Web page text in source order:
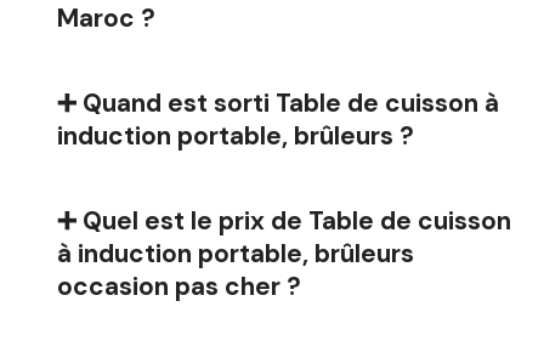
Maroc ?
➕ Quand est sorti Table de cuisson à
induction portable, brûleurs ?
➕ Quel est le prix de Table de cuisson
à induction portable, brûleurs
occasion pas cher ?